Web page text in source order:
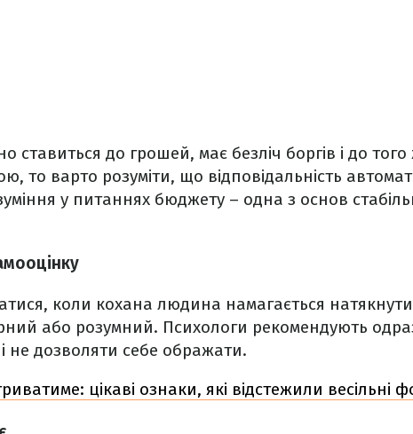
ставиться до грошей, має безліч боргів і до
то варто розуміти, що відповідальність
у питаннях бюджету – одна з основ
коли кохана людина намагається
або розумний. Психологи рекомендують
не дозволяти себе ображати.
цікаві ознаки, які відстежили весільні